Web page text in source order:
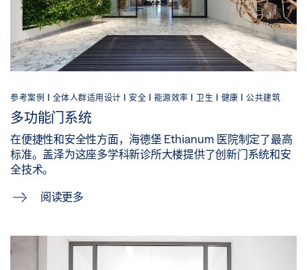
参考案例 | 全体人群适用设计 | 安全 | 能源效率 | 卫生 | 健康 | 公共建筑
多功能门系统
在便捷性和安全性方面，海德堡 Ethianum 医院制定了最高
标准。盖泽为这座多学科新诊所大楼提供了创新门系统和安
全技术。
阅读更多